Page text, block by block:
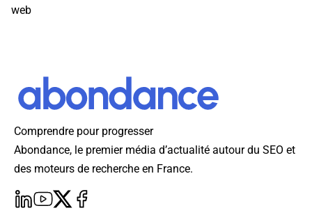
web
Comprendre pour progresser
Abondance, le premier média d’actualité autour du SEO et
des moteurs de recherche en France.